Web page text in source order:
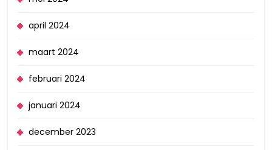
april 2024
maart 2024
februari 2024
januari 2024
december 2023